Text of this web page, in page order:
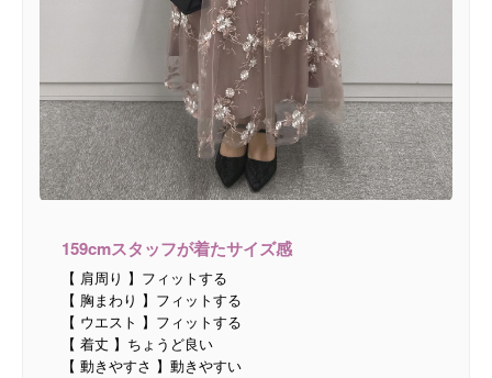
159cmスタッフが着たサイズ感
【 肩周り 】フィットする
【 胸まわり 】フィットする
【 ウエスト 】フィットする
【 着丈 】ちょうど良い
【 動きやすさ 】動きやすい